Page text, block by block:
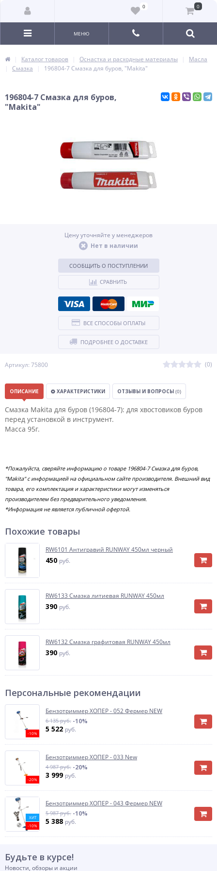
0 0
МЕНЮ
Каталог товаров Оснастка и расходные материалы
Масла
Смазка
196804-7 Смазка для буров, "Makita"
196804-7 Смазка для буров,
"Makita"
Артикул: 75800 (0)
Цену уточняйте у менеджеров
Нет в наличии
СООБЩИТЬ О ПОСТУПЛЕНИИ
СРАВНИТЬ
ВСЕ СПОСОБЫ ОПЛАТЫ
ПОДРОБНЕЕ О ДОСТАВКЕ
ОПИСАНИЕ ХАРАКТЕРИСТИКИ ОТЗЫВЫ И ВОПРОСЫ (0)
Смазка Makita для буров (196804-7): для хвостовиков буров
перед установкой в инструмент.
Масса 95г.
*Пожалуйста, сверяйте информацию о товаре 196804-7 Смазка для буров,
"Makita" с информацией на официальном сайте производителя. Внешний вид
товара, его комплектация и характеристики могут изменяться
производителем без предварительного уведомления.
*Информация не является публичной офертой.
Похожие товары
RW6101 Антигравий RUNWAY 450мл черный
450 руб.
RW6133 Смазка литиевая RUNWAY 450мл
390 руб.
RW6132 Смазка графитовая RUNWAY 450мл
390 руб.
Персональные рекомендации
-10%
Бензотриммер ХОПЕР - 052 Фермер NEW
6 135 руб. -10%
5 522 руб.
-20%
Бензотриммер ХОПЕР - 033 New
4 987 руб. -20%
3 999 руб.
ХИТ
-10%
Бензотриммер ХОПЕР - 043 Фермер NEW
5 987 руб. -10%
5 388 руб.
Будьте в курсе!
Новости, обзоры и акции